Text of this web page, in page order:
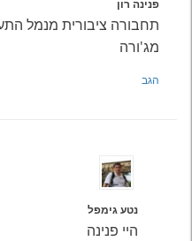
פנינה רון
תחבורה ציבורית מנמל
מג'ורה
הגב
נטע גימפל
היי פנינה